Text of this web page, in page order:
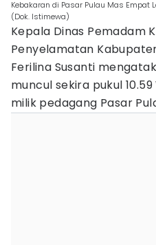
Kebakaran di Pasar Pulau Mas Empat
(Dok. Istimewa)
Kepala Dinas Pemadam
Penyelamatan
Ferilina Susanti
muncul sekira pukul
milik pedagang Pasar